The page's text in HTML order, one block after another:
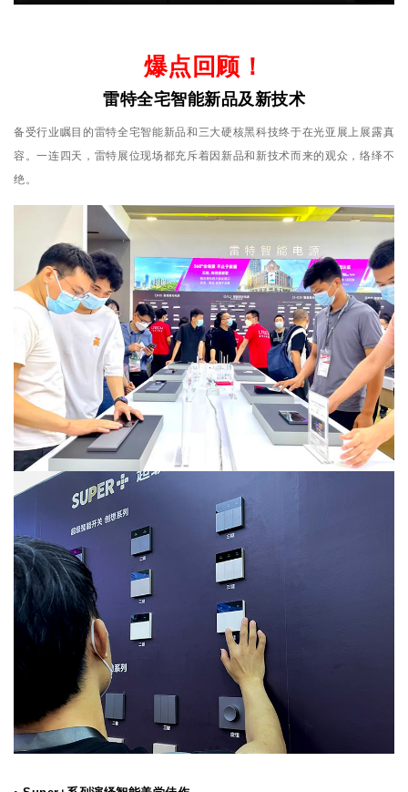
爆点回顾！
雷特全宅智能新品及新技术
备受行业瞩目的雷特全宅智能新品和三大硬核黑科技终于在光亚展上展露真
容。一连四天，雷特展位现场都充斥着因新品和新技术而来的观众，络绎不
绝。